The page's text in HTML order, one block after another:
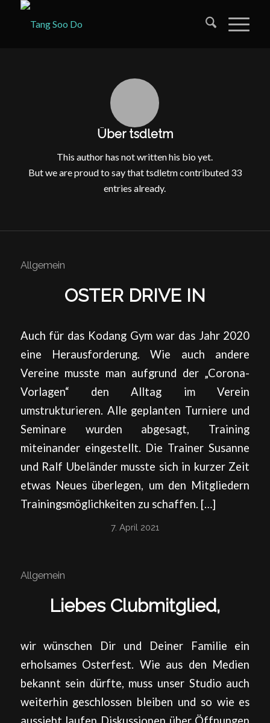
Über tsdletm
This author has not written his bio yet.
But we are proud to say thattsdletmcontributed 33
entries already.
Allgemein
OSTER DRIVE IN
Auch für das Kodang Gym war das Jahr 2020
eine Herausforderung. Wie auch andere
Vereine musste man aufgrund der „Corona-
Vorlagen“ den Alltag im Verein
umstrukturieren. Alle geplanten Turniere und
Seminare wurden abgesagt, Training
miteinander eingestellt. Die Trainer Susanne
und Ralf Ubeländer musste sich in kurzer Zeit
etwas Neues überlegen, um den Mitgliedern
Trainingsmöglichkeiten zu schaffen. […]
7. April 2021
Allgemein
Liebes Clubmitglied,
wir wünschen Dir und Deiner Familie ein
erholsames Osterfest. Wie aus den Medien
bekannt sein dürfte, muss unser Studio auch
weiterhin geschlossen bleiben und so wie es